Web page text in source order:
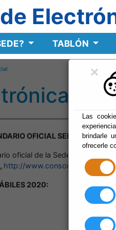
×
Las
brindarle
ofrecerle
TABLÓN
OFICIAL SEDE
oficial de la Sede Electrónica
http://
2020: